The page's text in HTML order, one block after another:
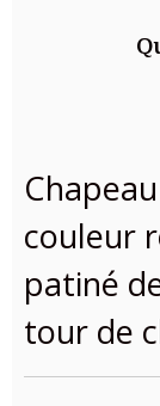
couleur
patiné
tour de